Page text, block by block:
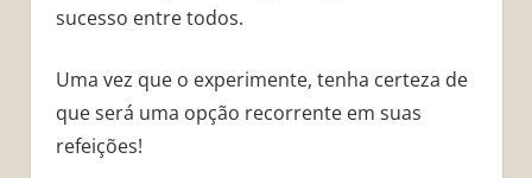
sucesso entre todos.
Uma vez que o experimente, tenha certeza de
que será uma opção recorrente em suas
refeições!